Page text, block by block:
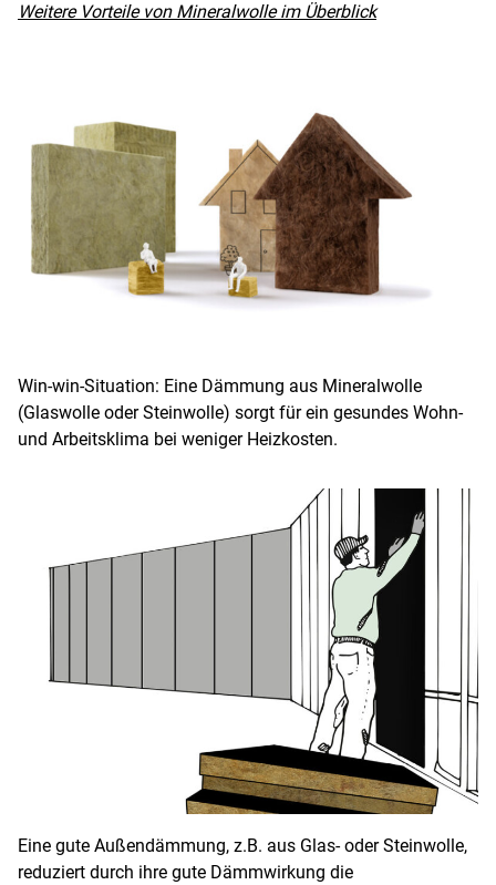
Weitere Vorteile von Mineralwolle im Überblick
Win-win-Situation: Eine Dämmung aus Mineralwolle
(Glaswolle oder Steinwolle) sorgt für ein gesundes Wohn-
und Arbeitsklima bei weniger Heizkosten.
Eine gute Außendämmung, z.B. aus Glas- oder Steinwolle,
reduziert durch ihre gute Dämmwirkung die